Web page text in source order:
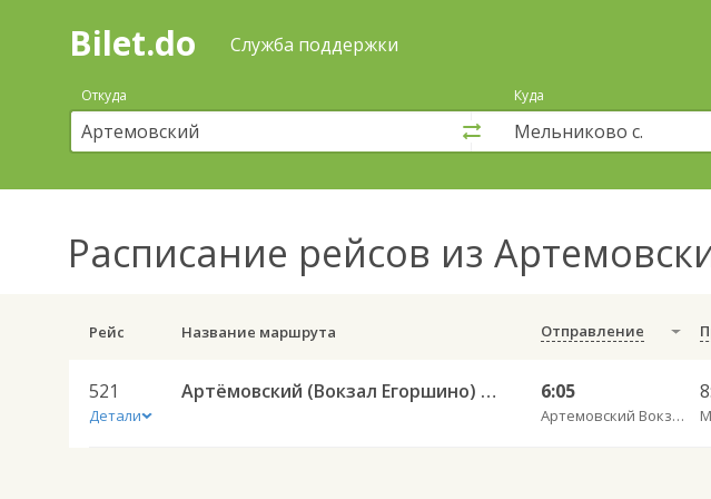
Поиск
покупка
билетов
автобус
онлайн
Bilet.do Служба поддержки
Откуда Куда
Расписание рейсов из
Рейс Название маршрута Отправление
521
Детали
Артёмовский (Вокзал Егоршино) — Ирбит АС 521 6:05
Артемовский Вокзал Егоршино